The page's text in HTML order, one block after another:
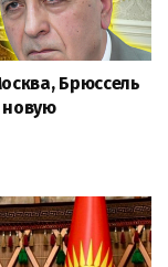
Брюссель
новую